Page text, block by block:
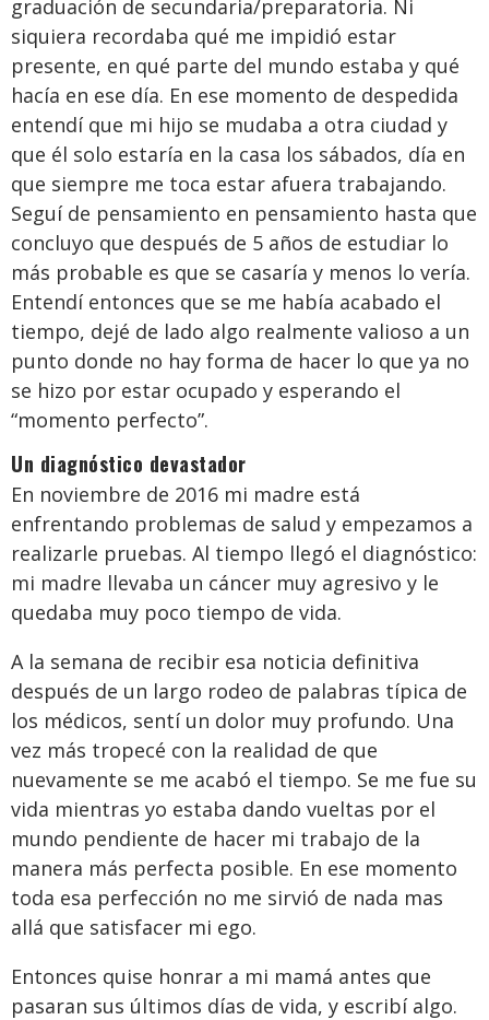
graduación de secundaria/preparatoria. Ni
siquiera recordaba qué me impidió estar
presente, en qué parte del mundo estaba y qué
hacía en ese día. En ese momento de despedida
entendí que mi hijo se mudaba a otra ciudad y
que él solo estaría en la casa los sábados, día en
que siempre me toca estar afuera trabajando.
Seguí de pensamiento en pensamiento hasta que
concluyo que después de 5 años de estudiar lo
más probable es que se casaría y menos lo vería.
Entendí entonces que se me había acabado el
tiempo, dejé de lado algo realmente valioso a un
punto donde no hay forma de hacer lo que ya no
se hizo por estar ocupado y esperando el
“momento perfecto”.
Un diagnóstico devastador
En noviembre de 2016 mi madre está
enfrentando problemas de salud y empezamos a
realizarle pruebas. Al tiempo llegó el diagnóstico:
mi madre llevaba un cáncer muy agresivo y le
quedaba muy poco tiempo de vida.
A la semana de recibir esa noticia definitiva
después de un largo rodeo de palabras típica de
los médicos, sentí un dolor muy profundo. Una
vez más tropecé con la realidad de que
nuevamente se me acabó el tiempo. Se me fue su
vida mientras yo estaba dando vueltas por el
mundo pendiente de hacer mi trabajo de la
manera más perfecta posible. En ese momento
toda esa perfección no me sirvió de nada mas
allá que satisfacer mi ego.
Entonces quise honrar a mi mamá antes que
pasaran sus últimos días de vida, y escribí algo.